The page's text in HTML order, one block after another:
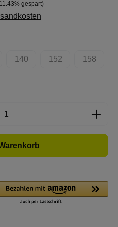
gespart)
Option ist zurzeit nicht verfügbar.)
140
(Diese Option ist zurzeit nicht
152
(Diese Option ist
158
(Diese
verfügbar.)
den gewünschten